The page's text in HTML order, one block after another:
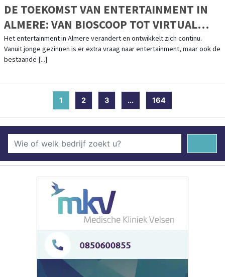
DE TOEKOMST VAN ENTERTAINMENT IN
ALMERE: VAN BIOSCOOP TOT VIRTUAL
CASINO
Het entertainment in Almere verandert en ontwikkelt zich continu.
Vanuit jonge gezinnen is er extra vraag naar entertainment, maar ook de
bestaande [...]
1 (current)
2 3 ... 164